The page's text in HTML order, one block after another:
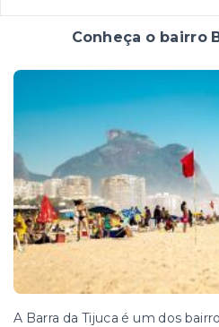
Conheça o bairro
A Barra da Tijuca é um dos